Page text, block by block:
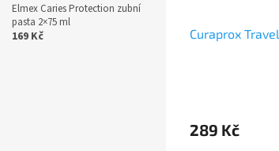
Elmex Caries Protection zubní
pasta 2×75 ml
169 Kč Curaprox
289 Kč